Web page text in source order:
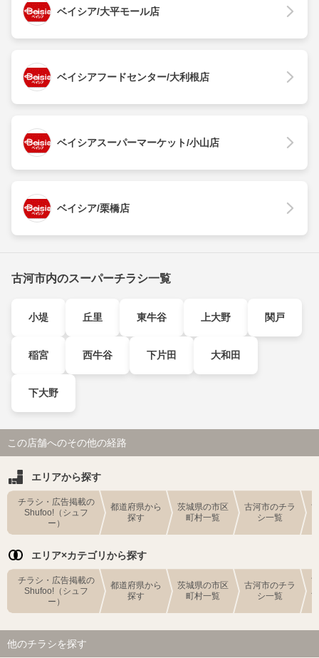
ベイシア/大平モール店
ベイシアフードセンター/大利根店
ベイシアスーパーマーケット/小山店
ベイシア/栗橋店
古河市内のスーパーチラシ一覧
小堤 丘里 東牛谷 上大野 関戸
稲宮 西牛谷 下片田 大和田
下大野
この店舗へのその他の経路
エリアから探す
チラシ・広告掲載の
Shufoo!（シュフ
ー）
都道府県から
探す
茨城県の市区
町村一覧
古河市のチラ
シ一覧
エリア×カテゴリから探す
チラシ・広告掲載の
Shufoo!（シュフ
ー）
都道府県から
探す
茨城県の市区
町村一覧
古河市のチラ
シ一覧
他のチラシを探す